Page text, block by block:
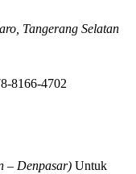
Tangerang Selatan
8166-4702
– Denpasar) Untuk